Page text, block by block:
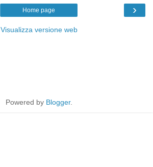
›
Home page
Visualizza versione web
Powered by Blogger.